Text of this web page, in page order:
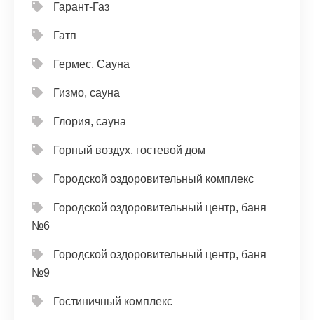
Гарант-Газ
Гатп
Гермес, Сауна
Гизмо, сауна
Глория, сауна
Горный воздух, гостевой дом
Городской оздоровительный комплекс
Городской оздоровительный центр, баня
№6
Городской оздоровительный центр, баня
№9
Гостиничный комплекс